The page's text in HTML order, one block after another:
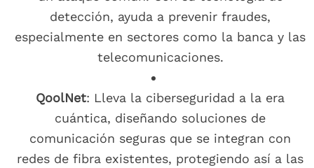
detección, ayuda a prevenir fraudes,
especialmente en sectores como la banca y las
telecomunicaciones.
QoolNet: Lleva la ciberseguridad a la era
cuántica, diseñando soluciones de
comunicación seguras que se integran con
redes de fibra existentes, protegiendo así a las